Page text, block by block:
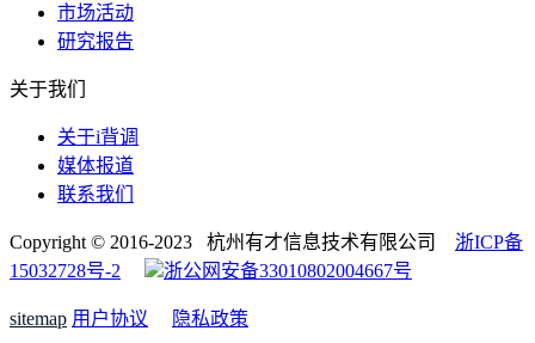
市场活动
研究报告
关于我们
关于i背调
媒体报道
联系我们
Copyright © 2016-2023 杭州有才信息技术有限公司 浙ICP备
15032728号-2
浙公网安备33010802004667号
sitemap 用户协议 隐私政策